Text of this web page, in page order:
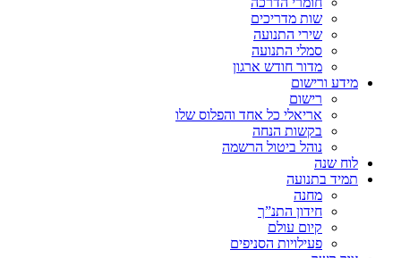
שות מדריכים
שירי התנועה
סמלי התנועה
מדור חודש ארגון
מידע ורישום
רישום
אריאלי כל אחד והפלוס שלו
בקשות הנחה
נוהל ביטול הרשמה
לוח שנה
תמיד בתנועה
מחנה
חידון התנ”ך
קיום עולם
פעילויות הסניפים